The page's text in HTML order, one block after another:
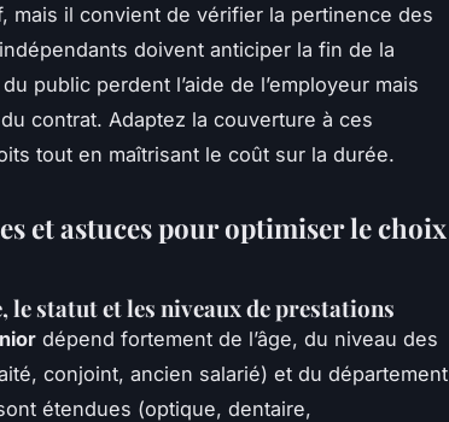
mais il convient de vérifier la pertinence des
doivent anticiper la fin de la
public perdent l’aide de l’employeur mais
contrat. Adaptez la couverture à ces
tout en maîtrisant le coût sur la durée.
et astuces pour optimiser le choix
le statut et les niveaux de prestations
dépend fortement de l’âge, du niveau des
conjoint, ancien salarié) et du département
étendues (optique, dentaire,